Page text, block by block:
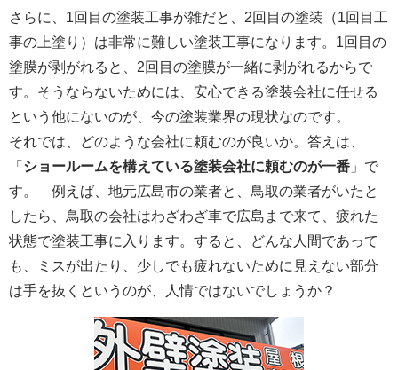
さらに、1回目の塗装工事が雑だと、2回目の塗装（1回目工
事の上塗り）は非常に難しい塗装工事になります。1回目の
塗膜が剥がれると、2回目の塗膜が一緒に剥がれるからで
す。そうならないためには、安心できる塗装会社に任せる
という他にないのが、今の塗装業界の現状なのです。
それでは、どのような会社に頼むのが良いか。答えは、
「 ショールームを構えている塗装会社に頼むのが一番 」で
す。 例えば、地元広島市の業者と、鳥取の業者がいたと
したら、鳥取の会社はわざわざ車で広島まで来て、疲れた
状態で塗装工事に入ります。すると、どんな人間であって
も、ミスが出たり、少しでも疲れないために見えない部分
は手を抜くというのが、人情ではないでしょうか？